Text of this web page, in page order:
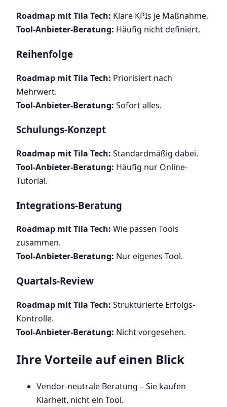
Roadmap mit Tila Tech: Klare KPIs je Maßnahme.
Tool-Anbieter-Beratung: Häufig nicht definiert.
Reihenfolge
Roadmap mit Tila Tech: Priorisiert nach
Mehrwert.
Tool-Anbieter-Beratung: Sofort alles.
Schulungs-Konzept
Roadmap mit Tila Tech: Standardmäßig dabei.
Tool-Anbieter-Beratung: Häufig nur Online-
Tutorial.
Integrations-Beratung
Roadmap mit Tila Tech: Wie passen Tools
zusammen.
Tool-Anbieter-Beratung: Nur eigenes Tool.
Quartals-Review
Roadmap mit Tila Tech: Strukturierte Erfolgs-
Kontrolle.
Tool-Anbieter-Beratung: Nicht vorgesehen.
Ihre Vorteile auf einen Blick
Vendor-neutrale Beratung – Sie kaufen
Klarheit, nicht ein Tool.